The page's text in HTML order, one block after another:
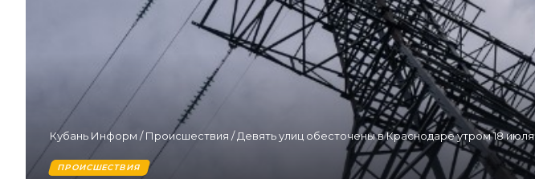
Кубань Информ /Происшествия /Девять улиц обесточены в Краснодаре утром 18 июля
ПРОИСШЕСТВИЯ